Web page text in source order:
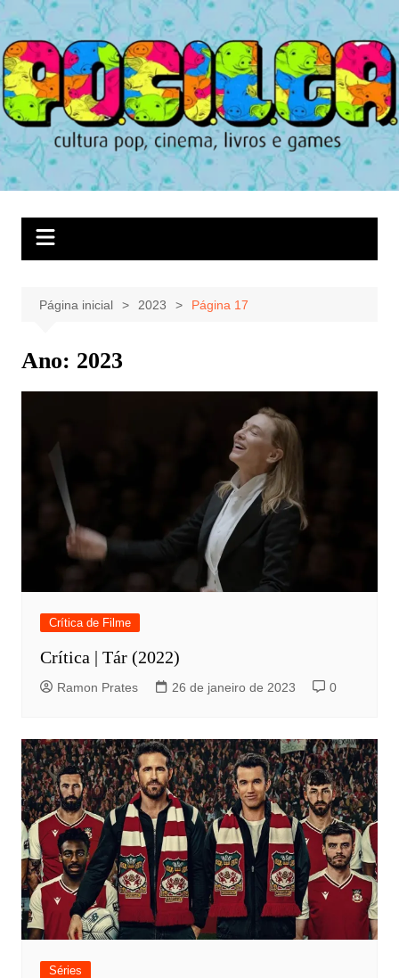
Ir
para
o
conteúdo
Página inicial 2023 Página 17
Ano: 2023
Crítica de Filme
Crítica | Tár (2022)
Ramon Prates 26 de janeiro de 2023 0
Séries